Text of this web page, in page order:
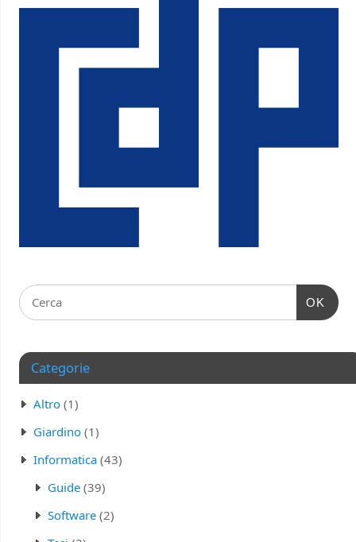
OK
Categorie
Altro(1)
Giardino(1)
Informatica(43)
Guide(39)
Software(2)